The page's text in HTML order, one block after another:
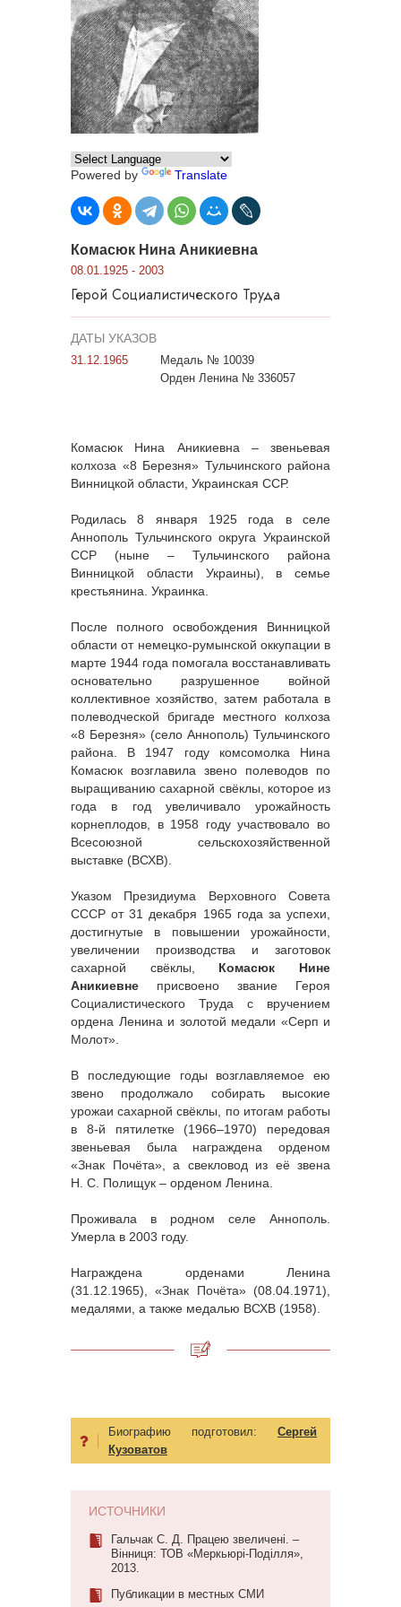
Powered by Translate
Комасюк Нина Аникиевна
08.01.1925 - 2003
Герой Социалистического Труда
ДАТЫ УКАЗОВ
31.12.1965
Медаль № 10039
Орден Ленина № 336057
Комасюк Нина Аникиевна – звеньевая
колхоза «8 Березня» Тульчинского района
Винницкой области, Украинская ССР.
Родилась 8 января 1925 года в селе
Аннополь Тульчинского округа Украинской
ССР (ныне – Тульчинского района
Винницкой области Украины), в семье
крестьянина. Украинка.
После полного освобождения Винницкой
области от немецко-румынской оккупации в
марте 1944 года помогала восстанавливать
основательно разрушенное войной
коллективное хозяйство, затем работала в
полеводческой бригаде местного колхоза
«8 Березня» (село Аннополь) Тульчинского
района. В 1947 году комсомолка Нина
Комасюк возглавила звено полеводов по
выращиванию сахарной свёклы, которое из
года в год увеличивало урожайность
корнеплодов, в 1958 году участвовало во
Всесоюзной сельскохозяйственной
выставке (ВСХВ).
Указом Президиума Верховного Совета
СССР от 31 декабря 1965 года за успехи,
достигнутые в повышении урожайности,
увеличении производства и заготовок
сахарной свёклы, Комасюк Нине
Аникиевне присвоено звание Героя
Социалистического Труда с вручением
ордена Ленина и золотой медали «Серп и
Молот».
В последующие годы возглавляемое ею
звено продолжало собирать высокие
урожаи сахарной свёклы, по итогам работы
в 8-й пятилетке (1966–1970) передовая
звеньевая была награждена орденом
«Знак Почёта», а свекловод из её звена
Н. С. Полищук – орденом Ленина.
Проживала в родном селе Аннополь.
Умерла в 2003 году.
Награждена орденами Ленина
(31.12.1965), «Знак Почёта» (08.04.1971),
медалями, а также медалью ВСХВ (1958).
Биографию подготовил: Сергей
Кузоватов
ИСТОЧНИКИ
Гальчак С. Д. Працею звеличені. –
Вінниця: ТОВ «Меркьюрі-Поділля»,
2013.
Публикации в местных СМИ